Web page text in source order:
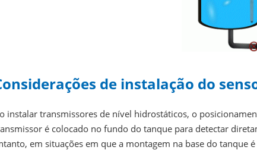
de instalação do
instalar transmissores de nível hidrostáticos, o
é colocado no fundo do tanque para detectar
em situações em que a montagem na base do tanque